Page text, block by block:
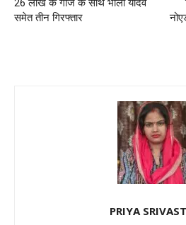
26 लाख के गांजे के साथ भोला यादव
समेत तीन गिरफ्तार
PRIYA